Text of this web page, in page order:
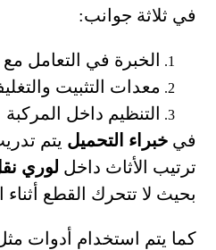
في ثلاثة جوانب:
الخبرة في التعامل مع
معدات التثبيت
التنظيم داخل المركبة
فيخبراء التحميل يتم
ترتيب الأثاث داخل لوري
بحيث لا تتحرك القطع أثناء
كما يتم استخدام أدوات